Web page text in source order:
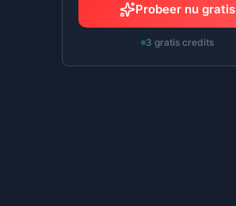
Probeer nu gratis
3 gratis credits